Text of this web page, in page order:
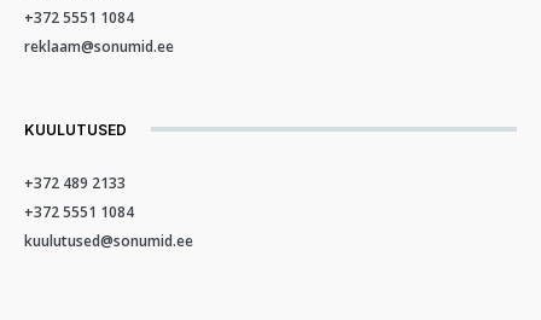
+372 5551 1084
reklaam@sonumid.ee
KUULUTUSED
+372 489 2133
+372 5551 1084
kuulutused@sonumid.ee